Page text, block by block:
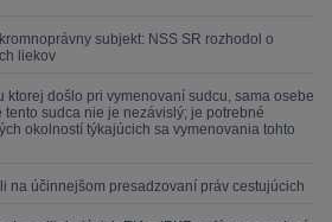
subjekt: NSS SR rozhodol o
liekov
ktorej došlo pri vymenovaní sudcu, sama osebe
sudca nie je nezávislý; je potrebné
okolností týkajúcich sa vymenovania tohto
na účinnejšom presadzovaní práv cestujúcich